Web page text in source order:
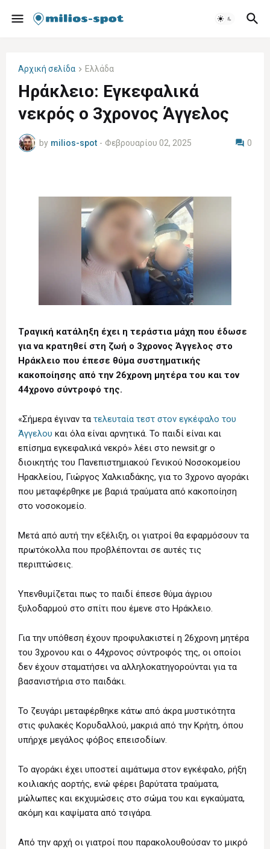
Αρχική σελίδα Ελλάδα
Ηράκλειο: Εγκεφαλικά
νεκρός ο 3χρονος Άγγελος
by milios-spot - Φεβρουαρίου 02, 2025 0
Tραγική κατάληξη έχει η τεράστια μάχη που έδωσε
για να κρατηθεί στη ζωή ο 3χρονος Άγγελος στο
Ηράκλειο που έπεσε θύμα συστηματικής
κακοποίησης από την 26χρονη μητέρα του και τον
44χρονο σύντροφό της.
«Σήμερα έγιναν τα τελευταία τεστ στον εγκέφαλο του
Άγγελου και όλα είναι αρνητικά. Το παιδί είναι και
επίσημα εγκεφαλικά νεκρό» λέει στο newsit.gr ο
διοικητής του Πανεπιστημιακού Γενικού Νοσοκομείου
Ηρακλείου, Γιώργος Χαλκιαδάκης, για το 3χρονο αγοράκι
που μεταφέρθηκε με βαριά τραύματα από κακοποίηση
στο νοσοκομείο.
Μετά από αυτή την εξέλιξη, οι γιατροί θα εφαρμόσουν τα
πρωτόκολλα που προβλέπονται σε αυτές τις
περιπτώσεις.
Υπενθυμίζεται πως το παιδί έπεσε θύμα άγριου
ξυλοδαρμού στο σπίτι που έμενε στο Ηράκλειο.
Για την υπόθεση έχουν προφυλακιστεί η 26χρονη μητέρα
του 3χρονου και ο 44χρονος σύντροφός της, οι οποίοι
δεν έχουν σταματήσει να αλληλοκατηγορούνται για τα
βασανιστήρια στο παιδάκι.
Το ζευγάρι μεταφέρθηκε κάτω από άκρα μυστικότητα
στις φυλακές Κορυδαλλού, μακριά από την Κρήτη, όπου
υπήρχε μεγάλος φόβος επεισοδίων.
Το αγοράκι έχει υποστεί αιμάτωμα στον εγκέφαλο, ρήξη
κοιλιακής αορτής, ενώ φέρει βαρύτατα τραύματα,
μώλωπες και εκχυμώσεις στο σώμα του και εγκαύματα,
ακόμη και καψίματα από τσιγάρα.
Από την αρχή οι γιατροί που παρακολουθούσαν το μικρό